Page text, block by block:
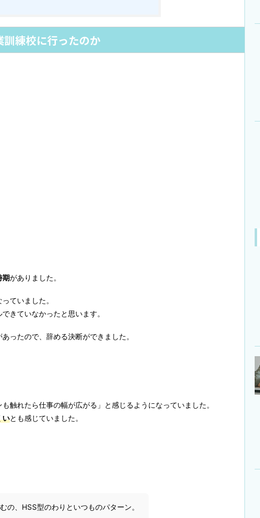
訓練校に行ったのか
期がありました。
ていました。
きていなかったと思います。
ったので、辞める決断ができました。
触れたら仕事の幅が広がる」と感じるようになっていました。
いとも感じていました。
の、HSS型のわりといつものパターン。